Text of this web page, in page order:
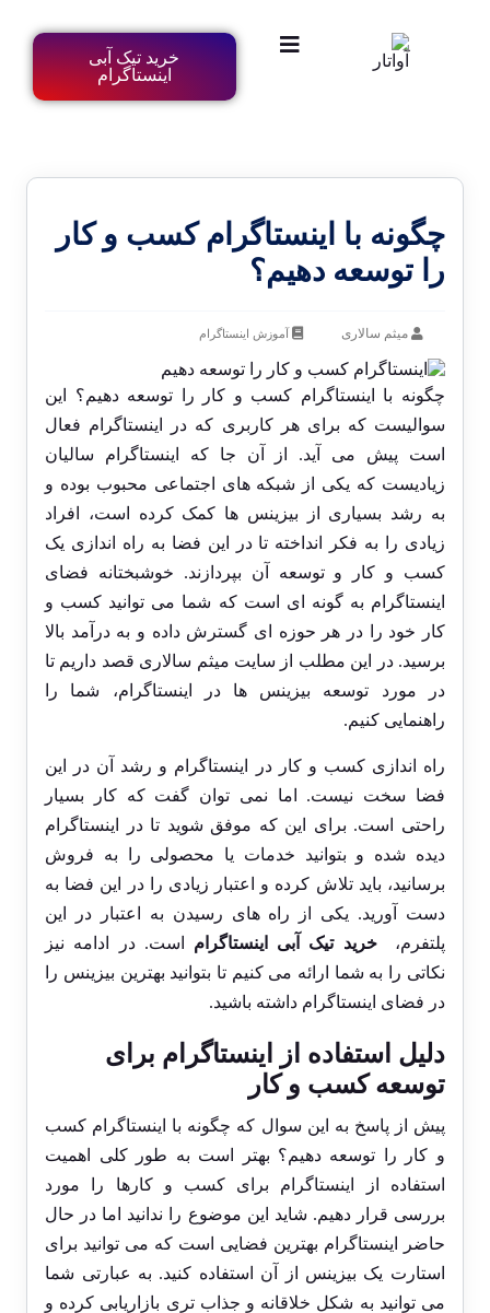
خرید تیک آبی
اینستاگرام
چگونه با اینستاگرام کسب و کار
را توسعه دهیم؟
میثم سالاری آموزش اینستاگرام
چگونه با اینستاگرام کسب و کار را توسعه دهیم؟ این
سوالیست که برای هر کاربری که در اینستاگرام فعال
است پیش می آید. از آن جا که اینستاگرام سالیان
زیادیست که یکی از شبکه های اجتماعی محبوب بوده و
به رشد بسیاری از بیزینس ها کمک کرده است، افراد
زیادی را به فکر انداخته تا در این فضا به راه اندازی یک
کسب و کار و توسعه آن بپردازند. خوشبختانه فضای
اینستاگرام به گونه ای است که شما می توانید کسب و
کار خود را در هر حوزه ای گسترش داده و به درآمد بالا
برسید. در این مطلب از سایت میثم سالاری قصد داریم تا
در مورد توسعه بیزینس ها در اینستاگرام، شما را
راهنمایی کنیم.
راه اندازی کسب و کار در اینستاگرام و رشد آن در این
فضا سخت نیست. اما نمی توان گفت که کار بسیار
راحتی است. برای این که موفق شوید تا در اینستاگرام
دیده شده و بتوانید خدمات یا محصولی را به فروش
برسانید، باید تلاش کرده و اعتبار زیادی را در این فضا به
دست آورید. یکی از راه های رسیدن به اعتبار در این
پلتفرم،خرید تیک آبی اینستاگرام است. در ادامه نیز
نکاتی را به شما ارائه می کنیم تا بتوانید بهترین بیزینس را
در فضای اینستاگرام داشته باشید.
دلیل استفاده از اینستاگرام برای
توسعه کسب و کار
پیش از پاسخ به این سوال که چگونه با اینستاگرام کسب
و کار را توسعه دهیم؟ بهتر است به طور کلی اهمیت
استفاده از اینستاگرام برای کسب و کارها را مورد
بررسی قرار دهیم. شاید این موضوع را ندانید اما در حال
حاضر اینستاگرام بهترین فضایی است که می توانید برای
استارت یک بیزینس از آن استفاده کنید. به عبارتی شما
می توانید به شکل خلاقانه و جذاب تری بازاریابی کرده و